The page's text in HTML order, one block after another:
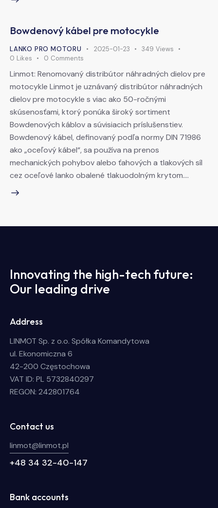
Bowdenový kábel pre motocykle
LANKO PRO MOTORU 2025-01-23 349 Views
0 Likes 0 Comments
Linmot: Renomovaný distribútor náhradných dielov pre
motocykle Linmot je uznávaný distribútor náhradných
dielov pre motocykle s viac ako 50-ročnými
skúsenosťami, ktorý ponúka široký sortiment
Bowdenových káblov a súvisiacich príslušenstiev.
Bowdenový kábel, definovaný podľa normy DIN 71986
ako „oceľový kábel“, sa používa na prenos
mechanických pohybov alebo ťahových a tlakových síl
cez oceľové lanko obalené tlakuodolným krytom.…
Innovating the high-tech future:
Our leading drive
Address
LINMOT Sp. z o.o. Spółka Komandytowa
ul. Ekonomiczna 6
42-200 Częstochowa
VAT ID: PL 5732840297
REGON: 242801764
Contact us
linmot@linmot.pl
+48 34 32-40-147
Bank accounts